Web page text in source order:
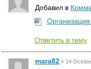
Добавил в
Ответить в тему
mara82 » 14